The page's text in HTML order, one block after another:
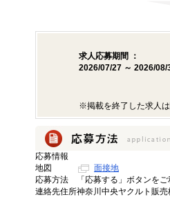
求人応募期間 ：
2026/07/27 ～ 2026/08/
※掲載を終了した求人は
応募情報
地図
面接地
応募方法
「応募する」ボタンを
連絡先住所神奈川中央ヤクルト販売